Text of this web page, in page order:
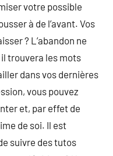
votre possible
à de l’avant. Vos
? L’abandon ne
trouvera les mots
dans vos dernières
vous pouvez
et, par effet de
de soi. Il est
suivre des tutos